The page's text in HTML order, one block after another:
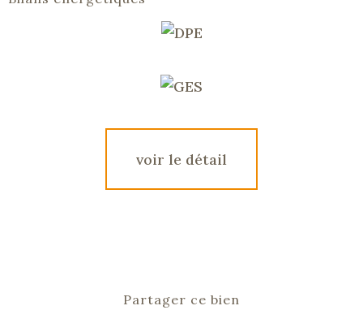
voir le détail
Partager ce bien